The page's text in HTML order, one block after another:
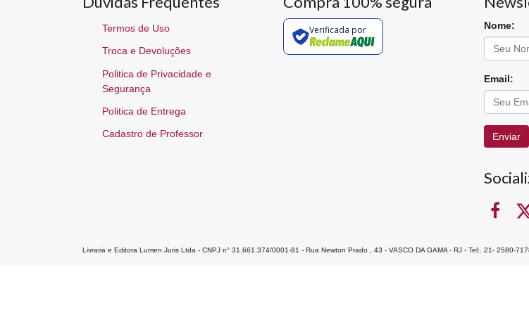
Termos de Uso
Troca e Devoluções
Politica de Privacidade e
Segurança
Politica de Entrega
Cadastro de Professor
Verificada por Nome:
Email:
Enviar
Livraria e Editora Lumen Juris Ltda - CNPJ n° 31.661.374/0001-81 - Rua Newton Prado , 43 - VASCO DA GAMA - RJ - Tel:. 21- 2580-